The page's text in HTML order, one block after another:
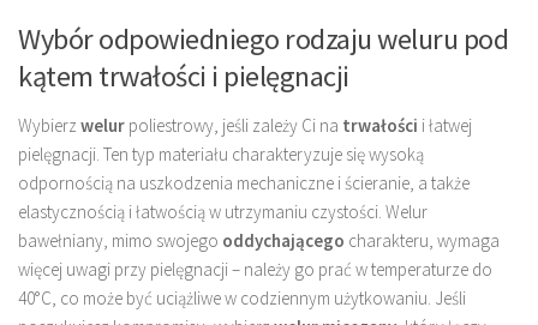
Wybór odpowiedniego rodzaju weluru pod
kątem trwałości i pielęgnacji
Wybierz welur poliestrowy, jeśli zależy Ci na trwałości i łatwej
pielęgnacji. Ten typ materiału charakteryzuje się wysoką
odpornością na uszkodzenia mechaniczne i ścieranie, a także
elastycznością i łatwością w utrzymaniu czystości. Welur
bawełniany, mimo swojego oddychającego charakteru, wymaga
więcej uwagi przy pielęgnacji – należy go prać w temperaturze do
40°C, co może być uciążliwe w codziennym użytkowaniu. Jeśli